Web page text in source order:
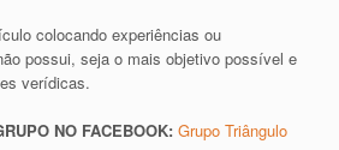
colocando experiências ou
possui, seja o mais objetivo possível e
verídicas.
NO FACEBOOK:Grupo Triângulo